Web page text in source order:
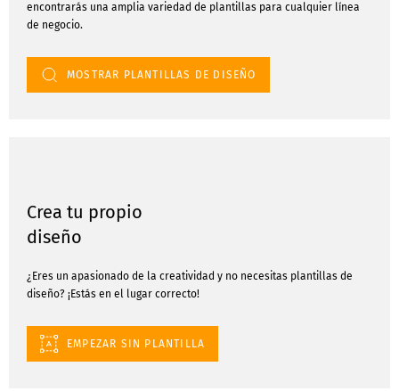
encontrarás una amplia variedad de plantillas para cualquier línea
de negocio.
MOSTRAR PLANTILLAS DE DISEÑO
Crea tu propio
diseño
¿Eres un apasionado de la creatividad y no necesitas plantillas de
diseño? ¡Estás en el lugar correcto!
EMPEZAR SIN PLANTILLA